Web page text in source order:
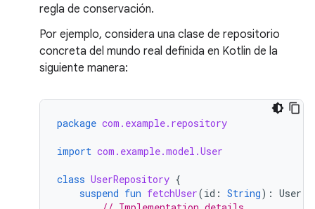
regla de conservación.
Por ejemplo, considera una clase de repositorio
concreta del mundo real definida en Kotlin de la
siguiente manera:
package com.example.repository
import com.example.model.User
class UserRepository {
suspend fun fetchUser(id : String): User